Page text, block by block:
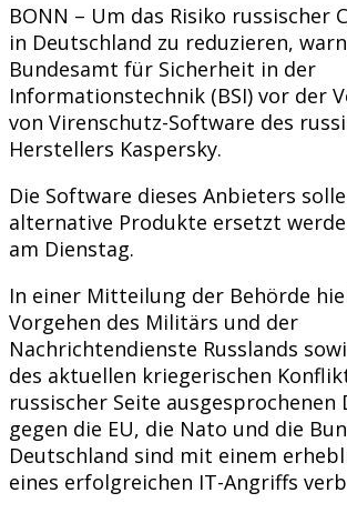
BONN – Um das Risiko russischer
in Deutschland zu reduzieren,
Bundesamt für Sicherheit in der
Informationstechnik (BSI) vor der
von Virenschutz-Software des
Herstellers Kaspersky.
Die Software dieses Anbieters
alternative Produkte ersetzt
am Dienstag.
In einer Mitteilung der Behörde
Vorgehen des Militärs und der
Nachrichtendienste Russlands
des aktuellen kriegerischen
russischer Seite ausgesprochenen
gegen die EU, die Nato und die
Deutschland sind mit einem
eines erfolgreichen IT-Angriffs